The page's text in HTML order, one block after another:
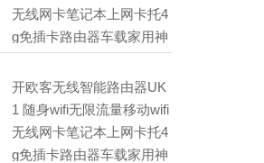
无线网卡笔记本上网卡托4
g免插卡路由器车载家用神
设备
开欧客无线智能路由器UK
1 随身wifi无限流量移动wifi
无线网卡笔记本上网卡托4
g免插卡路由器车载家用神